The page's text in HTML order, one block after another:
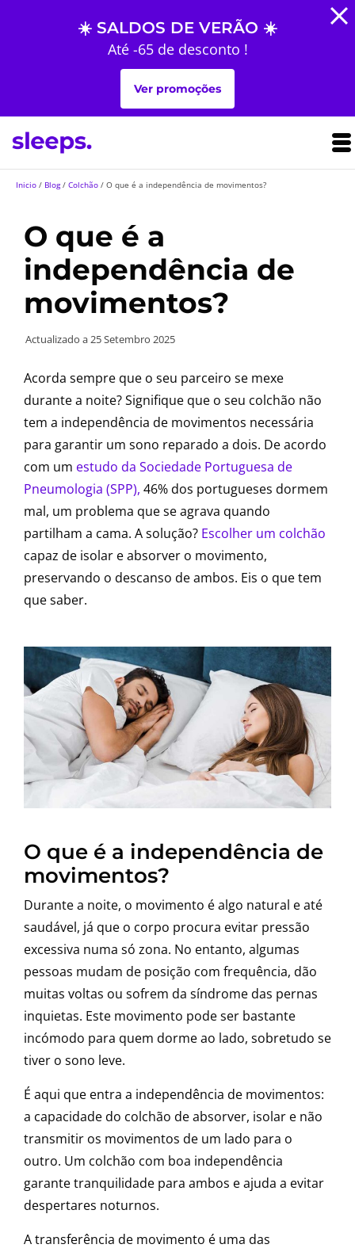
☀️ SALDOS DE VERÃO ☀️
Até -65 de desconto !
Ver promoções
Inicio / Blog / Colchão / O que é a independência de movimentos?
O que é a
independência de
movimentos?
Actualizado a25 Setembro 2025
Acorda sempre que o seu parceiro se mexe
durante a noite? Signifique que o seu colchão não
tem a independência de movimentos necessária
para garantir um sono reparado a dois. De acordo
com um estudo da Sociedade Portuguesa de
Pneumologia (SPP), 46% dos portugueses dormem
mal, um problema que se agrava quando
partilham a cama. A solução? Escolher um colchão
capaz de isolar e absorver o movimento,
preservando o descanso de ambos. Eis o que tem
que saber.
O que é a independência de
movimentos?
Durante a noite, o movimento é algo natural e até
saudável, já que o corpo procura evitar pressão
excessiva numa só zona. No entanto, algumas
pessoas mudam de posição com frequência, dão
muitas voltas ou sofrem da síndrome das pernas
inquietas. Este movimento pode ser bastante
incómodo para quem dorme ao lado, sobretudo se
tiver o sono leve.
É aqui que entra a independência de movimentos:
a capacidade do colchão de absorver, isolar e não
transmitir os movimentos de um lado para o
outro. Um colchão com boa independência
garante tranquilidade para ambos e ajuda a evitar
despertares noturnos.
A transferência de movimento é uma das